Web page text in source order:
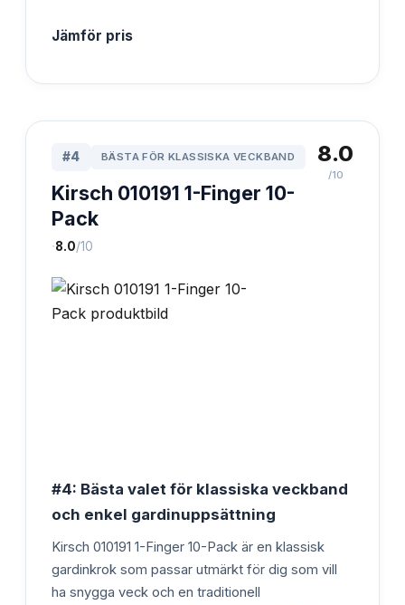
Jämför pris
#4 BÄSTA FÖR KLASSISKA VECKBAND
Kirsch 010191 1-Finger 10-
Pack
·8.0/10
8.0
/10
#4: Bästa valet för klassiska veckband
och enkel gardinuppsättning
Kirsch 010191 1-Finger 10-Pack är en klassisk
gardinkrok som passar utmärkt för dig som vill
ha snygga veck och en traditionell